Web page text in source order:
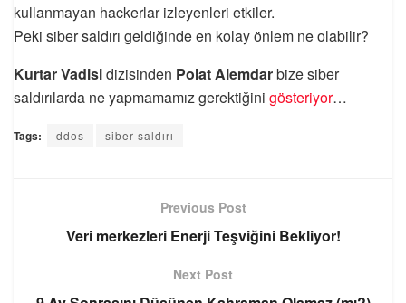
kullanmayan hackerlar izleyenleri etkiler.
Peki siber saldırı geldiğinde en kolay önlem ne olabilir?
Kurtar Vadisidizisinden Polat Alemdarbize siber
saldırılarda ne yapmamamız gerektiğini gösteriyor…
Tags: ddos siber saldırı
Previous Post
Veri merkezleri Enerji Teşviğini Bekliyor!
Next Post